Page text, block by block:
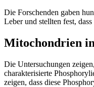
Die Forschenden gaben
Leber und stellten fest,
Mitochondrien
Die Untersuchungen
charakterisierte
zeigen, dass diese